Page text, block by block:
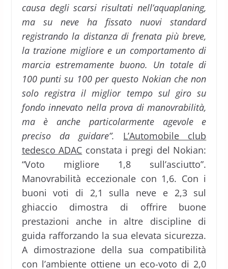
causa degli scarsi risultati nell’aquaplaning,
ma su neve ha fissato nuovi standard
registrando la distanza di frenata più breve,
la trazione migliore e un comportamento di
marcia estremamente buono. Un totale di
100 punti su 100 per questo Nokian che non
solo registra il miglior tempo sul giro su
fondo innevato nella prova di manovrabilità,
ma è anche particolarmente agevole e
preciso da guidare”. L’Automobile club
tedesco ADAC constata i pregi del Nokian:
“Voto migliore 1,8 sull’asciutto”.
Manovrabilità eccezionale con 1,6. Con i
buoni voti di 2,1 sulla neve e 2,3 sul
ghiaccio dimostra di offrire buone
prestazioni anche in altre discipline di
guida rafforzando la sua elevata sicurezza.
A dimostrazione della sua compatibilità
con l’ambiente ottiene un eco-voto di 2,0